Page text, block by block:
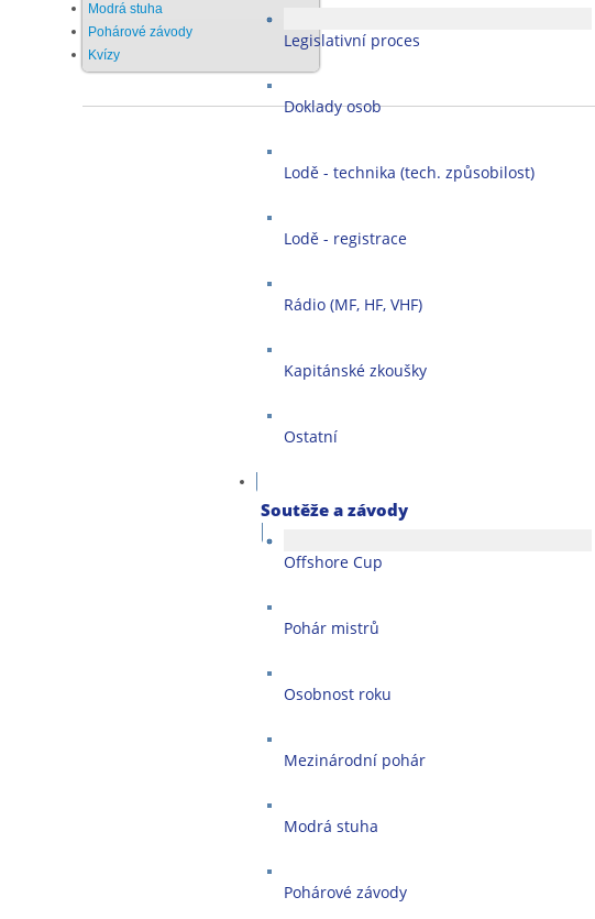
Legislativní proces
Doklady osob
Lodě - technika (tech. způsobilost)
Lodě - registrace
Rádio (MF, HF, VHF)
Kapitánské zkoušky
Ostatní
Soutěže a závody
Offshore Cup
Pohár mistrů
Osobnost roku
Mezinárodní pohár
Modrá stuha
Pohárové závody
Modrá stuha
Pohárové závody
Kvízy